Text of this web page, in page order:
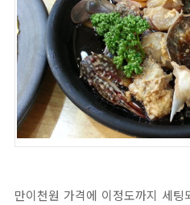
만이천원 가격에 이정도까지 세